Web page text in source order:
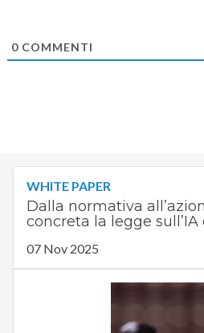
0COMMENTI
WHITE PAPER
Dalla normativa
concreta la legge sull’IA
07 Nov 2025